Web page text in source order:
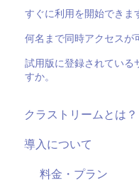
すぐに利用を開始できま
何名まで同時アクセスが
試用版に登録されている
すか。
クラストリームとは？
導入について
料金・プラン